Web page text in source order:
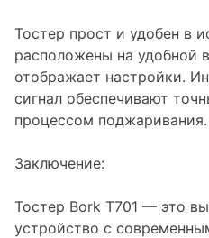
Тостер прост и удобен в
расположены на удобной
отображает настройки.
сигнал обеспечивают
процессом поджаривания.
Заключение:
Тостер Bork T701 — это
устройство с